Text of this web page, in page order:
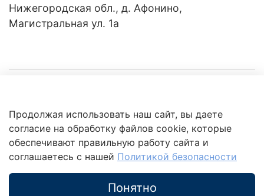
Клиентам
Это интересно
Нижегородская обл., д. Афонино,
Магистральная ул. 1а
Продолжая использовать наш сайт, вы даете
согласие на обработку файлов cookie, которые
обеспечивают правильную работу сайта и
соглашаетесь с нашей Политикой безопасности
Понятно
обработки